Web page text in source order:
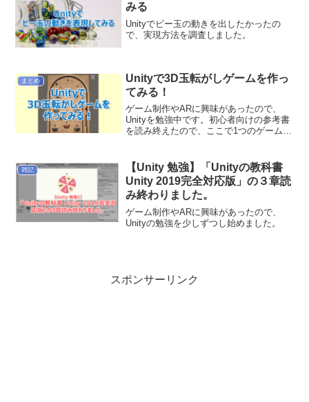
みる
Unityでビー玉の動きを出したかったの
で、実現方法を調査しました。
まとめ
Unityで3D玉転がしゲームを作っ
てみる！
ゲーム制作やARに興味があったので、
Unityを勉強中です。初心者向けの参考書
を読み終えたので、ここで1つのゲームを
雑記
【Unity 勉強】「Unityの教科書
Unity 2019完全対応版」の３章読
み終わりました。
ゲーム制作やARに興味があったので、
Unityの勉強を少しずつし始めました。
スポンサーリンク